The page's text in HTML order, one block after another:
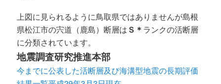
上図に見られるように鳥取県ではありませんが島根
県松江市の宍道（鹿島）断層はＳ＊ ランクの活断層
に分類されています。
地震調査研究推進本部
今までに公表した活断層及び海溝型地震の長期評価